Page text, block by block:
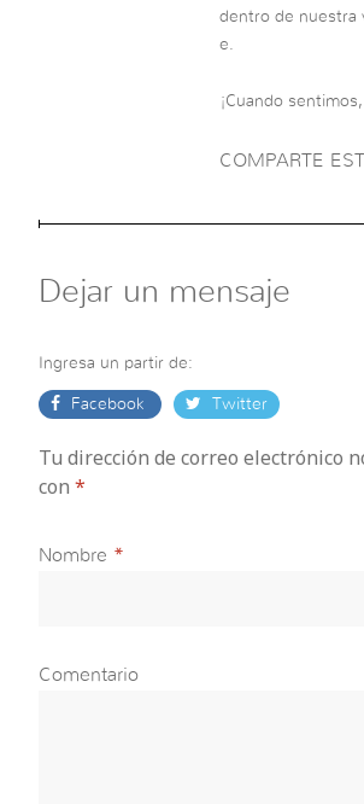
dentro de nuestra
e.
¡Cuando
COMPARTE
Dejar un mensaje
Ingresa un partir de:
Facebook Twitter
Tu dirección de correo electrónico
con *
Nombre *
Comentario